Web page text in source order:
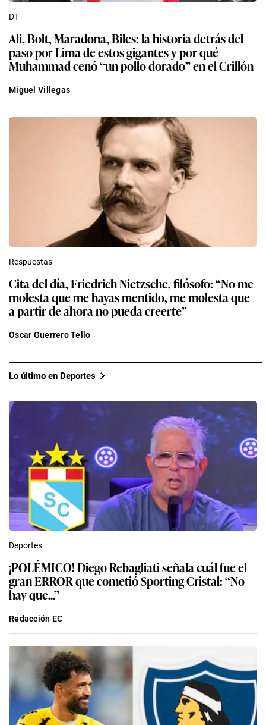
DT
Ali, Bolt, Maradona, Biles: la historia detrás del
paso por Lima de estos gigantes y por qué
Muhammad cenó “un pollo dorado” en el Crillón
Miguel Villegas
Respuestas
Cita del día, Friedrich Nietzsche, filósofo: “No me
molesta que me hayas mentido, me molesta que
a partir de ahora no pueda creerte”
Oscar Guerrero Tello
Lo último en Deportes
Deportes
¡POLÉMICO! Diego Rebagliati señala cuál fue el
gran ERROR que cometió Sporting Cristal: “No
hay que...”
Redacción EC